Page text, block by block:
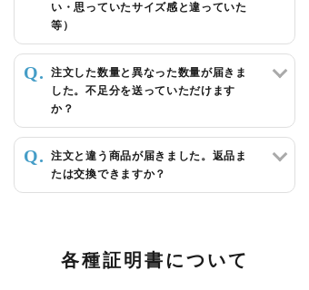
い・思っていたサイズ感と違っていた
等）
注文した数量と異なった数量が届きま
した。不足分を送っていただけます
か？
注文と違う商品が届きました。返品ま
たは交換できますか？
各種証明書について